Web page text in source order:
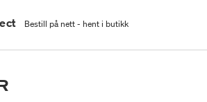
Bestill på nett - hent i butikk